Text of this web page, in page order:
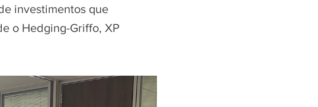
investimentos que
o Hedging-Griffo, XP